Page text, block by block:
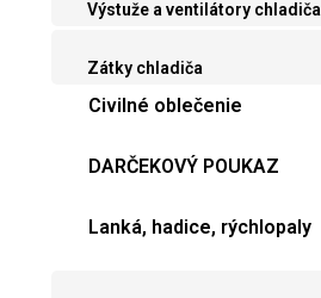
Výstuže a ventilátory chladiča
Zátky chladiča
Civilné oblečenie
DARČEKOVÝ POUKAZ
Lanká, hadice, rýchlopaly